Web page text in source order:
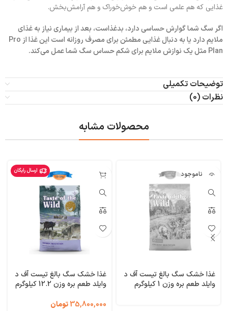
غذایی که هم علمی است و هم خوش‌خوراک و هم آرامش‌بخش.
اگر سگ شما گوارش حساسی دارد، بدغذاست، بعد از بیماری نیاز به غذای
ملایم دارد یا به دنبال غذایی مطمئن برای مصرف روزانه است این غذا از Pro
Plan مثل یک نوازش ملایم برای شکم حساس سگ شما عمل می‌کند.
توضیحات تکمیلی
نظرات (0)
محصولات مشابه
ناموجود
غذا خشک سگ بالغ تیست آف د
وایلد طعم بره وزن 1 کیلوگرم
ارسال رایگان
غذا خشک سگ بالغ تیست آف د
وایلد طعم بره وزن 12.2 کیلوگرم
Mountain
35,800,000تومان